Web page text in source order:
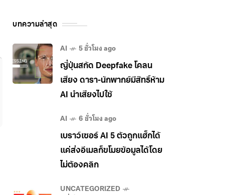
บทความล่าสุด
AI 5 ชั่วโมง ago
ญี่ปุ่นสกัด Deepfake โคลน
เสียง ดารา-นักพากย์มีสิทธิ์ห้าม
AI นำเสียงไปใช้
AI 6 ชั่วโมง ago
เบราว์เซอร์ AI 5 ตัวถูกแฮ็กได้
แค่ส่งอีเมลก็ขโมยข้อมูลได้โดย
ไม่ต้องคลิก
UNCATEGORIZED